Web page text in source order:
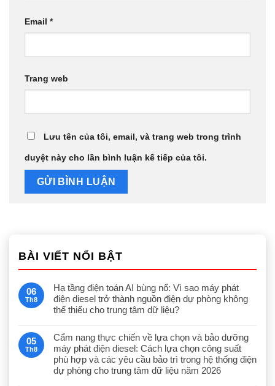
Email *
Trang web
Lưu tên của tôi, email, và trang web trong trình
duyệt này cho lần bình luận kế tiếp của tôi.
BÀI VIẾT NỔI BẬT
06
Th8
Hạ tầng điện toán AI bùng nổ: Vì sao máy phát
điện diesel trở thành nguồn điện dự phòng không
thể thiếu cho trung tâm dữ liệu?
05
Th8
Cẩm nang thực chiến về lựa chọn và bảo dưỡng
máy phát điện diesel: Cách lựa chọn công suất
phù hợp và các yêu cầu bảo trì trong hệ thống điện
dự phòng cho trung tâm dữ liệu năm 2026